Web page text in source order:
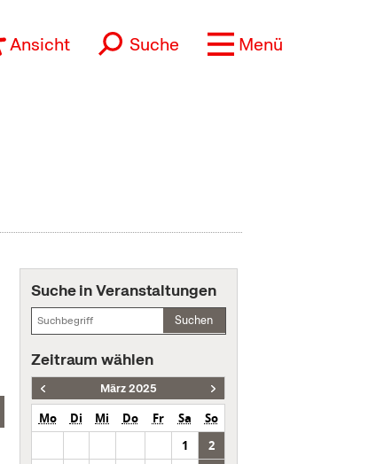
Ansicht Suche Menü
Suche in Veranstaltungen
Suchen
Zeitraum wählen
März 2025
Mo Di Mi Do Fr Sa
So
1
2